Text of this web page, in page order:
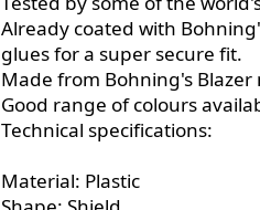
Already coated with
glues for a super secure fit.
Made from Bohning's
Good range of colours
Technical specifications:
Material: Plastic